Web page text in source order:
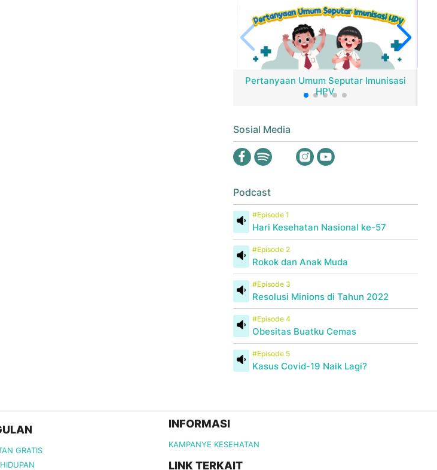
Pertanyaan Umum Seputar Imunisasi
HPV
Sosial Media
Podcast
#Episode 1
Hari Kesehatan Nasional ke-57
#Episode 2
Rokok dan Anak Muda
#Episode 3
Resolusi Minions di Tahun 2022
#Episode 4
Obesitas Buatku Cemas
#Episode 5
Kasus Covid-19 Naik Lagi?
GRATIS
INFORMASI
KAMPANYE KESEHATAN
LINK TERKAIT